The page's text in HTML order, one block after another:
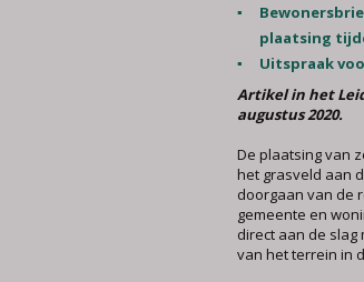
plaatsing
Uitspraak
Artikel in het
augustus 2020.
De plaatsing van
het grasveld aan
doorgaan van de
gemeente en
direct aan de slag
van het terrein in